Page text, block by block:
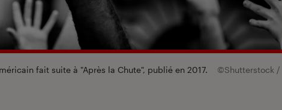
fait suite à "Après la Chute", publié en 2017.
©Shutterstock /